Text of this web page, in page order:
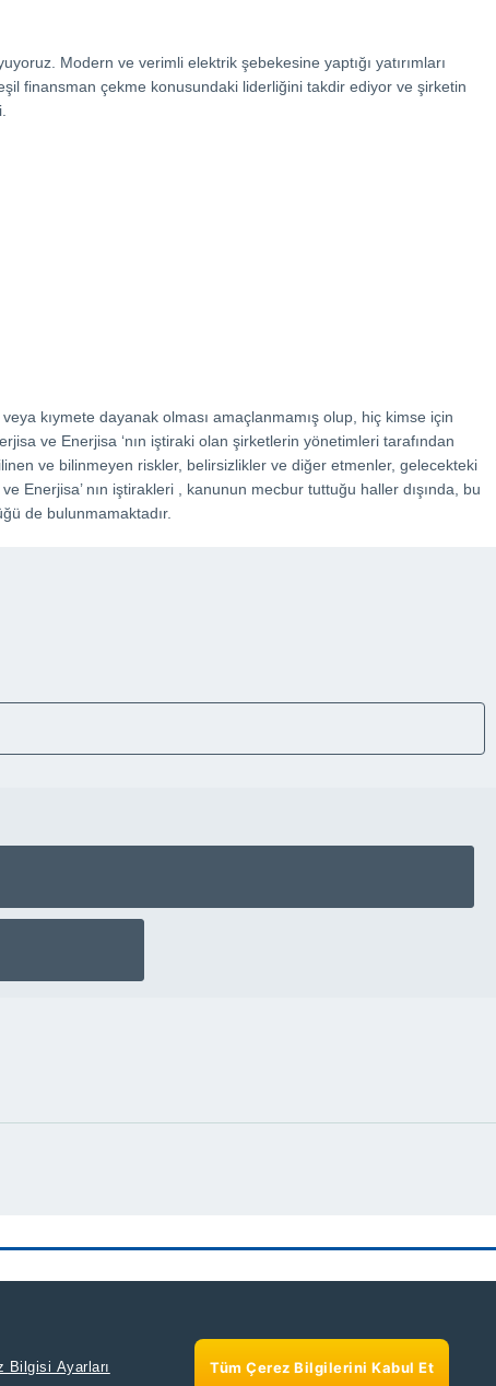
Modern ve verimli elektrik şebekesine yaptığı yatırımları
finansman çekme konusundaki liderliğini takdir ediyor ve şirketin
kıymete dayanak olması amaçlanmamış olup, hiç kimse için
ve Enerjisa ‘nın iştiraki olan şirketlerin yönetimleri tarafından
ve bilinmeyen riskler, belirsizlikler ve diğer etmenler, gelecekteki
Enerjisa’ nın iştirakleri , kanunun mecbur tuttuğu haller dışında, bu
de bulunmamaktadır.
Bilgisi Ayarları Tüm Çerez Bilgilerini Kabul Et